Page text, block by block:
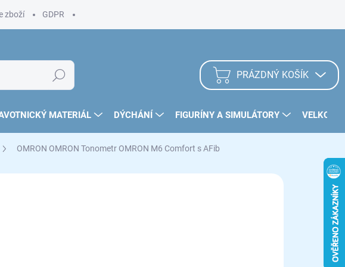
zboží GDPR
Hledat
NÁKUPNÍ
KOŠÍK
PRÁZDNÝ KOŠÍK
MATERIÁL DÝCHÁNÍ FIGURÍNY A SIMULÁTORY
OMRON OMRON Tonometr OMRON M6 Comfort s AFib